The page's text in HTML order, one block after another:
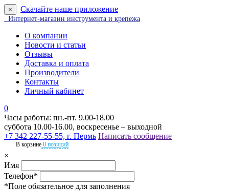
× Скачайте наше приложение
Интернет-магазин инструмента и крепежа
О компании
Новости и статьи
Отзывы
Доставка и оплата
Производители
Контакты
Личный кабинет
0
Часы работы: пн.-пт. 9.00-18.00
суббота 10.00-16.00, воскресенье – выходной
+7 342 227-55-55, г. Пермь Написать сообщение
В корзине 0 позиций
×
Имя
Телефон*
*Поле обязательное для заполнения